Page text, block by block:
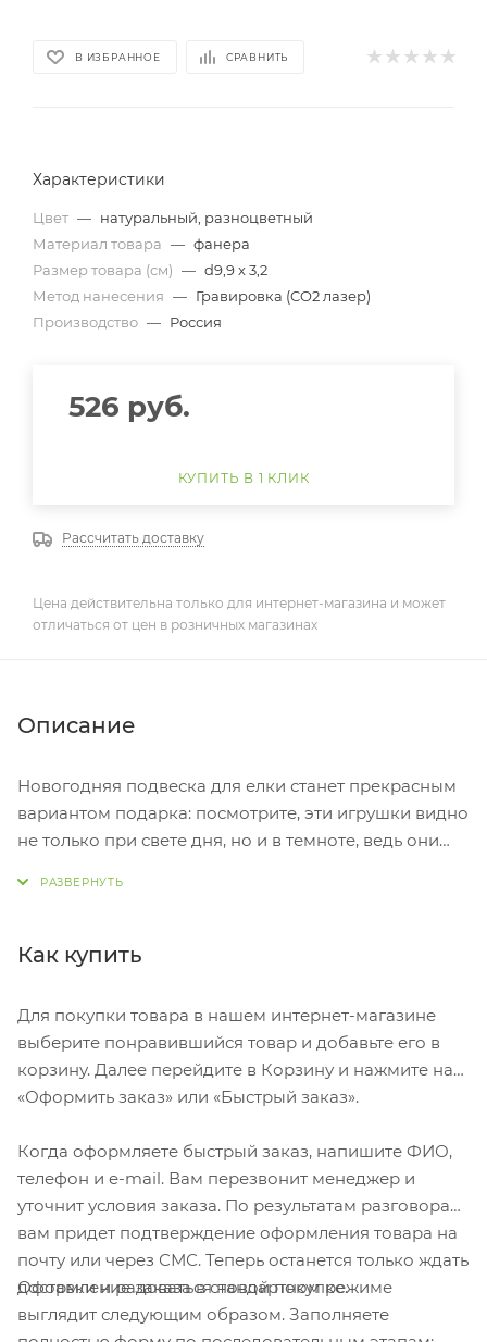
В ИЗБРАННОЕ СРАВНИТЬ
Характеристики
Цвет — натуральный, разноцветный
Материал товара — фанера
Размер товара (см) — d9,9 х 3,2
Метод нанесения — Гравировка (CO2 лазер)
Производство — Россия
526 руб.
КУПИТЬ В 1 КЛИК
Рассчитать доставку
Цена действительна только для интернет-магазина и может
отличаться от цен в розничных магазинах
Описание
Новогодняя подвеска для елки станет прекрасным
вариантом подарка: посмотрите, эти игрушки видно
не только при свете дня, но и в темноте, ведь они
Подвеска сияет мягким разноцветным светом,
ваших адресатов долгие годы, каждую зиму
красуясь на зеленых лапах елки. Гравировка (CO2
лазер) (Без чернения) на данный товар
осуществляется бесплатно. Оплачивается только
настройка оборудования в размере 1100 рублей на
весь тираж.
Как купить
Для покупки товара в нашем интернет-магазине
выберите понравившийся товар и добавьте его в
корзину. Далее перейдите в Корзину и нажмите на
«Оформить заказ» или «Быстрый заказ».
Когда оформляете быстрый заказ, напишите ФИО,
телефон и e-mail. Вам перезвонит менеджер и
уточнит условия заказа. По результатам разговора
вам придет подтверждение оформления товара на
почту или через СМС. Теперь останется только ждать
доставки и радоваться новой покупке.
Оформление заказа в стандартном режиме
выглядит следующим образом. Заполняете